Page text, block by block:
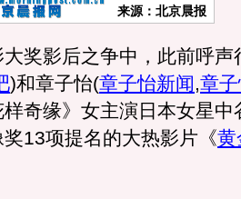
来源：北京晨报
影后之争中，此前呼声
)和章子怡(章子怡新闻,章
奇缘》女主演日本女星中
13项提名的大热影片《黄